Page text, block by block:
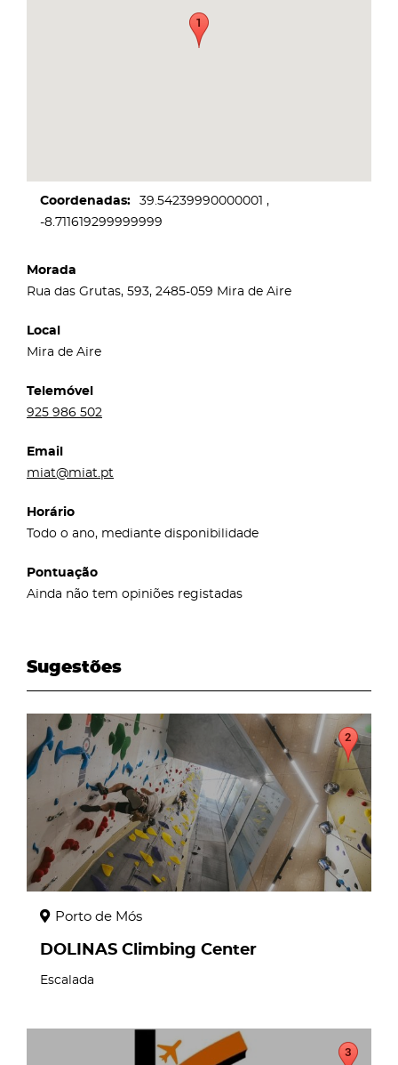
Coordenadas
39.54239990000001
-8.711619299999999
Morada
Rua das Grutas, 593, 2485-059 Mira de Aire
Local
Mira de Aire
Telemóvel
925 986 502
Email
miat@miat.pt
Horário
Todo o ano, mediante disponibilidade
Pontuação
Ainda não tem opiniões registadas
Sugestões
page
Porto de Mós
DOLINAS Climbing Center
Escalada